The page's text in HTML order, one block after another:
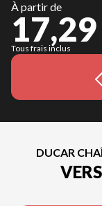
À partir de
17,29
Tous frais inclus
DUCAR